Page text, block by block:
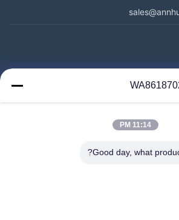
11:14 PM
Good day, what